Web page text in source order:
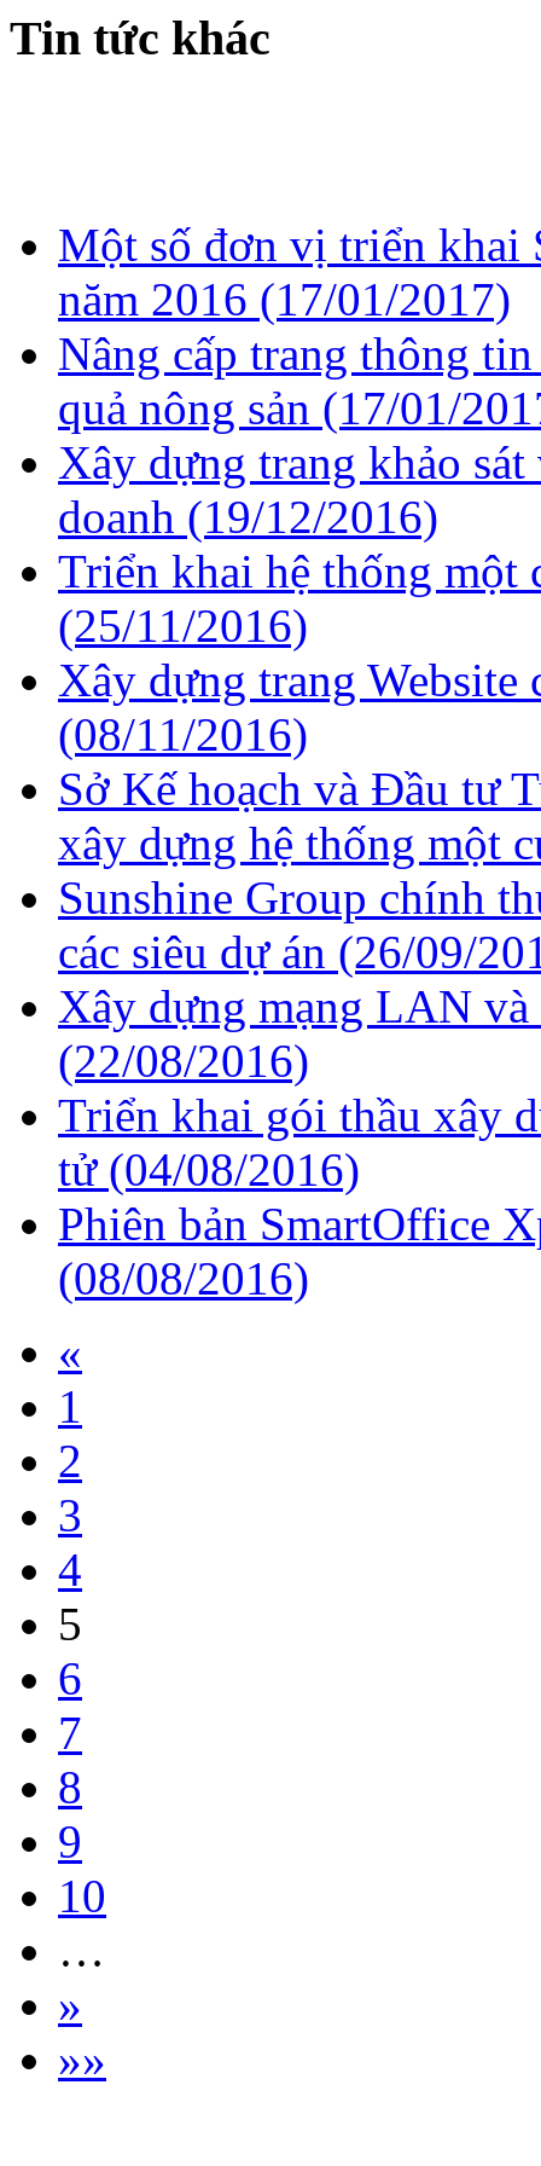
Tin tức khác
Một số đơn vị triển khai
năm 2016 (17/01/2017)
Nâng cấp trang thông
quả nông sản (17/01/
Xây dựng trang khảo
doanh (19/12/2016)
Triển khai hệ thống một
(25/11/2016)
Xây dựng trang
(08/11/2016)
Sở Kế hoạch và Đầu tư
xây dựng hệ thống một
Sunshine Group chính
các siêu dự án (26/09/
Xây dựng mạng LAN
(22/08/2016)
Triển khai gói thầu xây
tử (04/08/2016)
Phiên bản SmartOffice
(08/08/2016)
«
1
2
3
4
5
6
7
8
9
10
…
»
»»